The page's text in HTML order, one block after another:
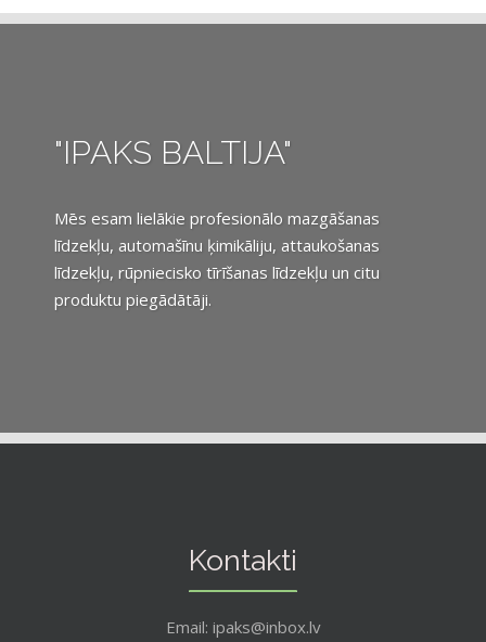
"IPAKS BALTIJA"
Mēs esam lielākie profesionālo mazgāšanas
līdzekļu, automašīnu ķimikāliju, attaukošanas
līdzekļu, rūpniecisko tīrīšanas līdzekļu un citu
produktu piegādātāji.
Kontakti
Email: ipaks@inbox.lv